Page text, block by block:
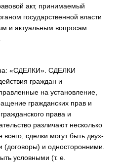
акт, принимаемый
государственной власти
и актуальным вопросам
«СДЕЛКИ». СДЕЛКИ
граждан и
на установление,
гражданских прав и
права и
различают несколько
сделки могут быть двух-
(договоры) и односторонними.
условными (т. е.